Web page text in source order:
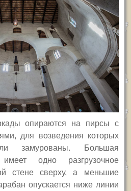
опираются на пирсы с
для возведения которых
замурованы. Большая
одно разгрузочное
стене сверху, а меньшие
опускается ниже линии